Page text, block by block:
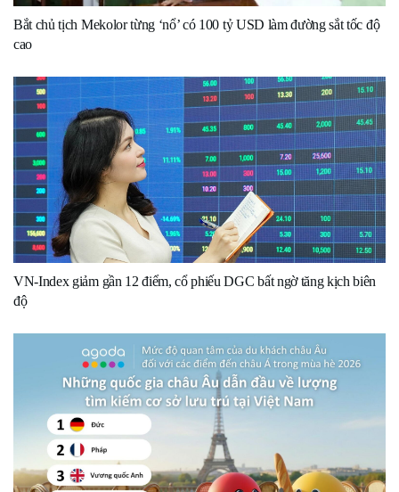
Bắt chủ tịch Mekolor từng ‘nổ’ có 100 tỷ USD làm đường sắt tốc độ
cao
VN-Index giảm gần 12 điểm, cổ phiếu DGC bất ngờ tăng kịch biên
độ